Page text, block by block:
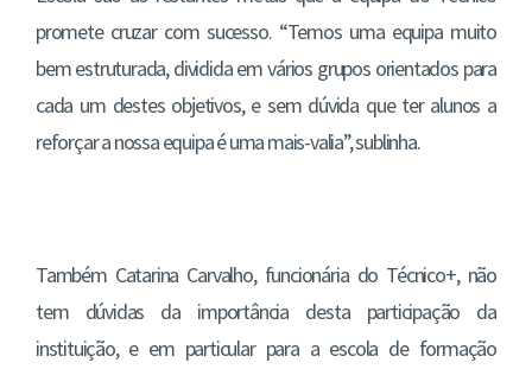
promete cruzar com sucesso. “Temos uma equipa muito
bem estruturada, dividida em vários grupos orientados para
cada um destes objetivos, e sem dúvida que ter alunos a
reforçar a nossa equipa é uma mais-valia”, sublinha.
Também Catarina Carvalho, funcionária do Técnico+, não
tem dúvidas da importância desta participação da
instituição, e em particular para a escola de formação